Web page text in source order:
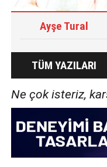
Ayşe Tural
TÜM YAZILARI
Ne çok isteriz,